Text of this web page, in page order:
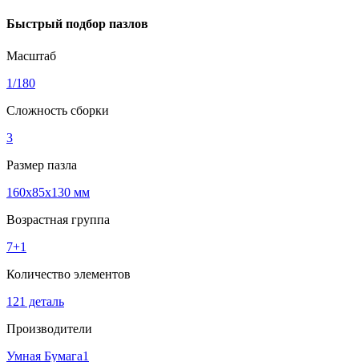
Быстрый подбор пазлов
Масштаб
1/180
Сложность сборки
3
Размер пазла
160x85x130 мм
Возрастная группа
7+1
Количество элементов
121 деталь
Производители
Умная Бумага1